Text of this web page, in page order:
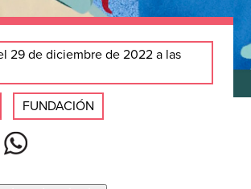
29 de diciembre de 2022 a las
FUNDACIÓN